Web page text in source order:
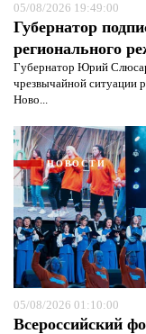
05/08/2026 19:49:00
Губернатор
регионального
Губернатор Юрий
чрезвычайной ситуации
Ново...
НОВОСТИ
05/08/2026 01:10:00
Всероссийский